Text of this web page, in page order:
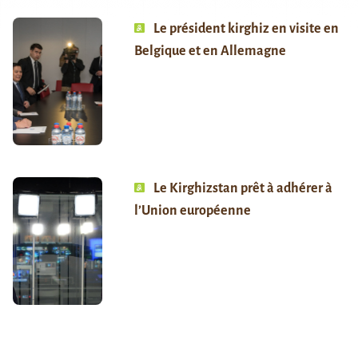
Le président kirghiz en visite en
Belgique et en Allemagne
Le Kirghizstan prêt à adhérer à
l’Union européenne